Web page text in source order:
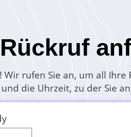
Rückruf
rufen Sie an, um all
die Uhrzeit, zu der Sie